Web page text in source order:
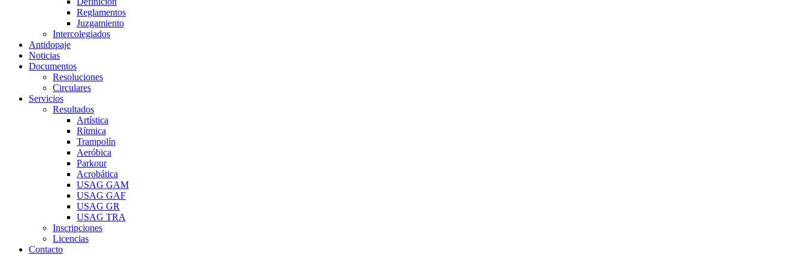
Reglamentos
Juzgamiento
Intercolegiados
Antidopaje
Noticias
Documentos
Resoluciones
Circulares
Servicios
Resultados
Artística
Rítmica
Trampolín
Aeróbica
Parkour
Acrobática
USAG GAM
USAG GAF
USAG GR
USAG TRA
Inscripciones
Licencias
Contacto